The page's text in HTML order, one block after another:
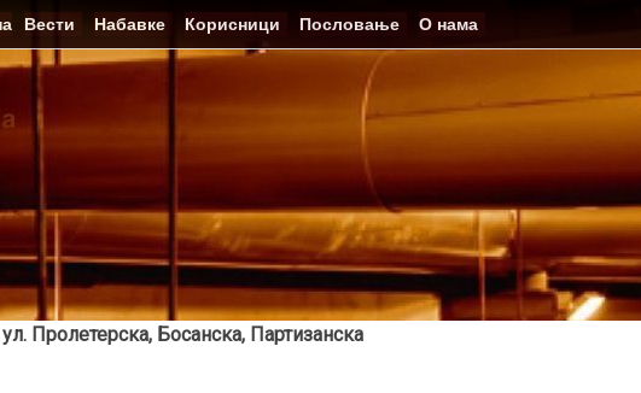
Вести Набавке Корисници Пословање О нама
Пролетерска, Босанска, Партизанска